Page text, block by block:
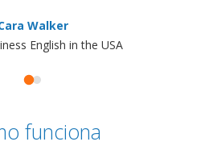
Walker
English in the USA
funciona